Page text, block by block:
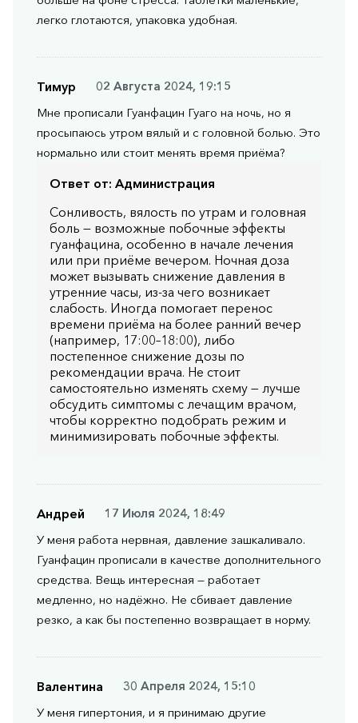
легко глотаются, упаковка удобная.
Тимур
02 Августа 2024, 19:15
Мне прописали Гуанфацин Гуаго на ночь, но я
просыпаюсь утром вялый и с головной болью. Это
нормально или стоит менять время приёма?
Ответ от: Администрация
Сонливость, вялость по утрам и головная
боль — возможные побочные эффекты
гуанфацина, особенно в начале лечения
или при приёме вечером. Ночная доза
может вызывать снижение давления в
утренние часы, из-за чего возникает
слабость. Иногда помогает перенос
времени приёма на более ранний вечер
(например, 17:00–18:00), либо
постепенное снижение дозы по
рекомендации врача. Не стоит
самостоятельно изменять схему — лучше
обсудить симптомы с лечащим врачом,
чтобы корректно подобрать режим и
минимизировать побочные эффекты.
Андрей
17 Июля 2024, 18:49
У меня работа нервная, давление зашкаливало.
Гуанфацин прописали в качестве дополнительного
средства. Вещь интересная — работает
медленно, но надёжно. Не сбивает давление
резко, а как бы постепенно возвращает в норму.
Валентина
30 Апреля 2024, 15:10
У меня гипертония, и я принимаю другие